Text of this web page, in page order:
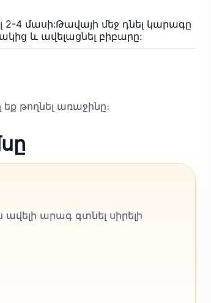
4 մասի:Թավայի մեջ դնել կարագը
և ավելացնել բիբարը:
թողնել առաջինը։
արագ գտնել սիրելի